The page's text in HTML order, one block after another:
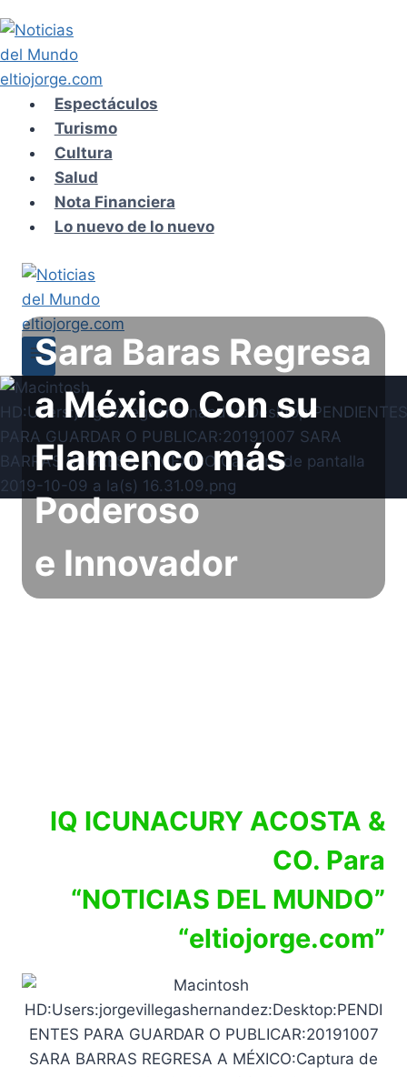
al
contenido
Espectáculos
Turismo
Cultura
Salud
Nota Financiera
Lo nuevo de lo nuevo
Sara Baras Regresa
a México Con su
Flamenco más
Poderoso
e Innovador
IQ ICUNACURY ACOSTA &
CO. Para
“NOTICIAS DEL MUNDO”
“eltiojorge.com”